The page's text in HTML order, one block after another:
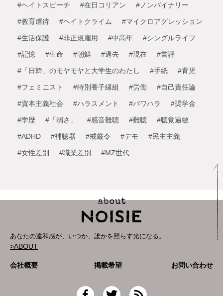
#ヘイトスピーチ #在日コリアン #ノンバイナリー
#教育虐待 #ヘイトクライム #マイクロアグレッション
#生活保護 #非正規雇用 #中高年 #シングルライフ
#記憶 #生命 #朝鮮 #過去 #現在 #書評
#「日韓」のモヤモヤと大学生のわたし #手紙 #育児
#フェミニスト #特別養子縁組 #労働 #自己責任論
#資本主義社会 #ハラスメント #パワハラ #奨学金
#学歴 #「弱さ」 #感音難聴 #難聴 #聴覚過敏
#ADHD #補聴器 #戒厳令 #デモ #民主主義
#女性差別 #職業差別 #MZ世代
あなたの違和感が、いつか、誰かを照らす光になる。
>ABOUT
会社概要 掲載希望 お問い合わせ